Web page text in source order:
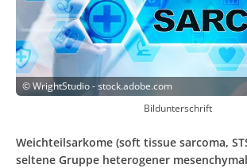
©WrightStudio - stock.adobe.com
Bildunterschrift
Weichteilsarkome (soft tissue sarcoma,
seltene Gruppe heterogener